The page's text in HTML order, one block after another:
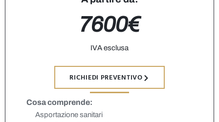
7600€
IVA esclusa
RICHIEDI PREVENTIVO
Cosa comprende:
Asportazione sanitari